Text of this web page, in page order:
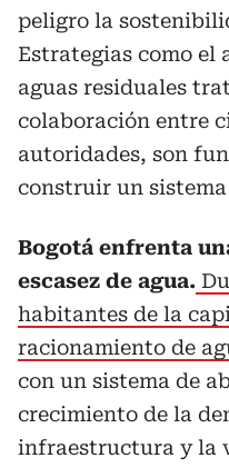
peligro la
Estrategias como el
aguas residuales
colaboración entre
autoridades, son
construir un
Bogotá enfrenta
escasez de agua.
habitantes de la
racionamiento de
con un sistema de
crecimiento de la
infraestructura y la